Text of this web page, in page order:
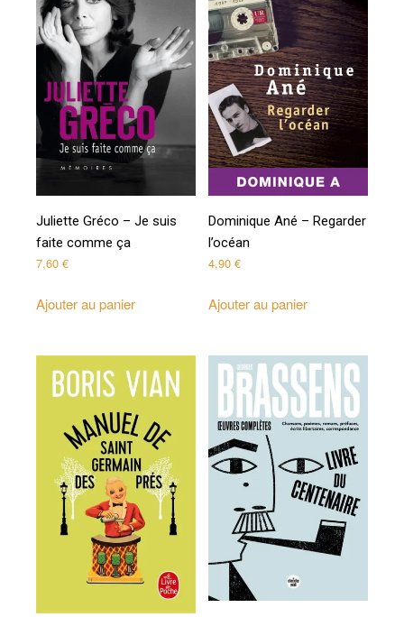
Juliette Gréco – Je suis
faite comme ça
7,60 €
Ajouter au panier
Dominique Ané – Regarder
l’océan
4,90€
Ajouter au panier